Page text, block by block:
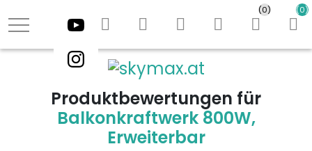
youtube
(0) (0)
Logo
Produktbewertungen für
Balkonkraftwerk 800W,
Erweiterbar